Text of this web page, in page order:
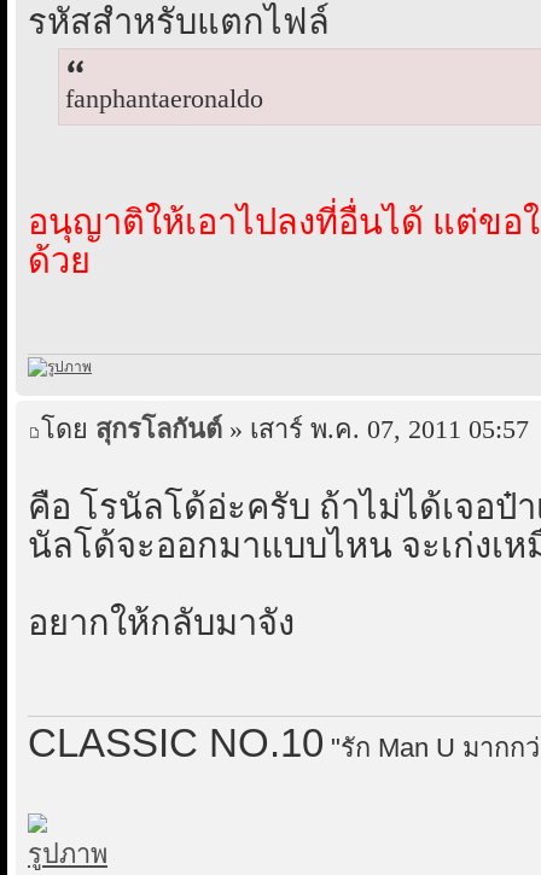
รหัสสำหรับแตกไฟล์
fanphantaeronaldo
อนุญาติให้เอาไปลงที่อื่นได้ แต่ขอ
ด้วย
โดย สุกรโลกันต์ » เสาร์ พ.ค. 07, 2011 05:57
คือ โรนัลโด้อ่ะครับ ถ้าไม่ได้เจอป๋
นัลโด้จะออกมาแบบไหน จะเก่งเ
อยากให้กลับมาจัง
CLASSIC NO.10 "รัก Man U มากก